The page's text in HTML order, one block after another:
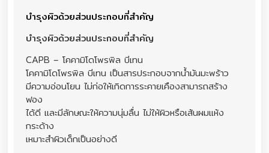
บำรุงผิวด้วยส่วนประกอบที่สำคัญ
บำรุงผิวด้วยส่วนประกอบที่สำคัญ
CAPB – โคคามิโดโพรพิล บีเทน
โคคามิโดโพรพิล บีเทน เป็นสารประกอบจากน้ำมันมะพร้าว
มีความอ่อนโยน ไม่ก่อให้เกิดการระคายเคืองสามารถสร้าง
ฟอง
ได้ดี และมีลักษณะให้ความนุ่มลื่น ไม่ให้ผิวหรือเส้นผมแห้ง
กระด้าง
เหมาะสำผิวเด็กเป็นอย่างดี